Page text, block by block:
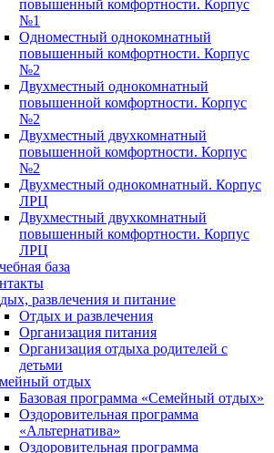
повышенный комфортности. Корпус
№1
Одноместный однокомнатный
повышенный комфортности. Корпус
№2
Двухместный однокомнатный
повышенной комфортности. Корпус
№2
Двухместный двухкомнатный
повышенной комфортности. Корпус
№2
Двухместный однокомнатный. Корпус
ЛРЦ
Двухместный двухкомнатный
повышенный комфортности. Корпус
ЛРЦ
база
развлечения и питание
Отдых и развлечения
Организация питания
Организация отдыха родителей с
детьми
отдых
Базовая программа «Семейный отдых»
Оздоровительная программа
«Альтернатива»
Оздоровительная программа